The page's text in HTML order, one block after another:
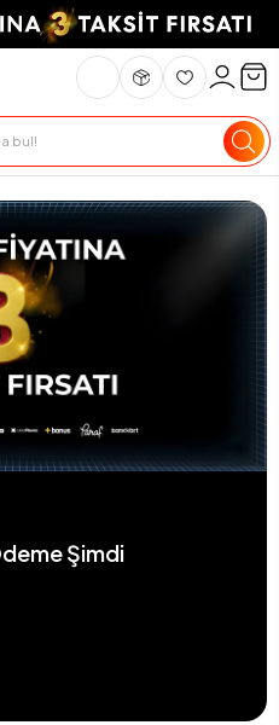
Şimdi